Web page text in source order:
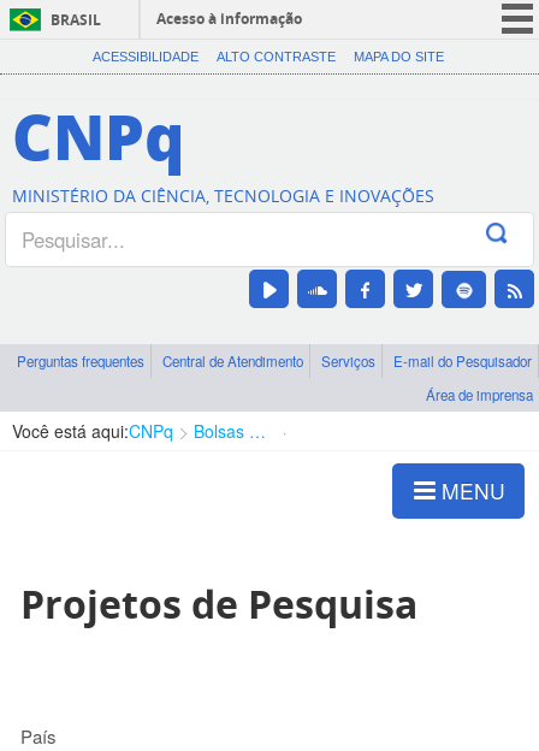
BRASIL
Acesso à informação
CORONAVÍRUS (COVID-19)
Canais
ACESSIBILIDADE ALTO CONTRASTE MAPA DO SITE
CNPq
MINISTÉRIO DA CIÊNCIA, TECNOLOGIA E INOVAÇÕES
Perguntas frequentes Central de Atendimento Serviços
E-mail do Pesquisador
Área de imprensa
Você está aqui:CNPq Bolsas e Auxílios Vigentes
MENU
Projetos de Pesquisa
País